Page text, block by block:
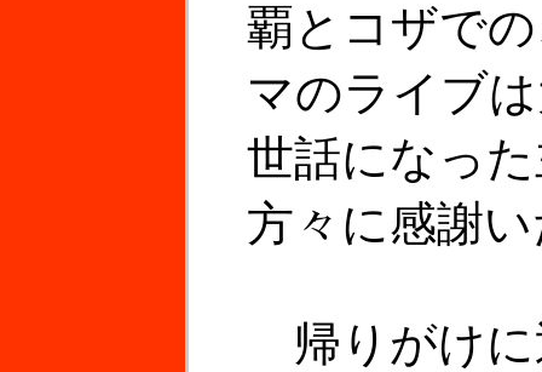
覇とコザで
マのライブ
世話になっ
方々に感謝
帰りがけに